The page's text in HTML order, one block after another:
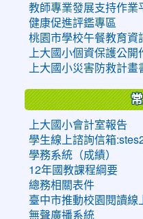
教師專業發展支持作業
健康促進評鑑專區
桃園市學校午餐教育資
上大國小個資保護公開
上大國小災害防救計畫
上大國小會計室報告
學生線上諮詢信箱
學務系統（成績）
12年國教課程綱要
總務相關表件
臺中市推動校園閱讀線
無聲廣播系統